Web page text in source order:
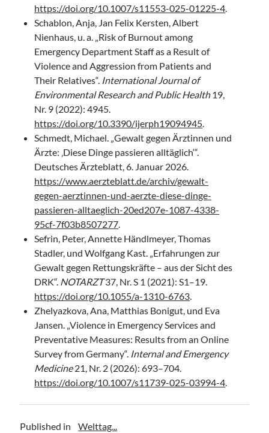
https://doi.org/10.1007/s11553-025-01225-4.
Schablon, Anja, Jan Felix Kersten, Albert
Nienhaus, u. a. „Risk of Burnout among
Emergency Department Staff as a Result of
Violence and Aggression from Patients and
Their Relatives“. International Journal of
Environmental Research and Public Health19,
Nr. 9 (2022): 4945.
https://doi.org/10.3390/ijerph19094945.
Schmedt, Michael. „Gewalt gegen Ärztinnen und
Ärzte: ‚Diese Dinge passieren alltäglich‘“.
Deutsches Ärzteblatt, 6. Januar 2026.
https://www.aerzteblatt.de/archiv/gewalt-
gegen-aerztinnen-und-aerzte-diese-dinge-
passieren-alltaeglich-20ed207e-1087-4338-
95cf-7f03b8507277.
Sefrin, Peter, Annette Händlmeyer, Thomas
Stadler, und Wolfgang Kast. „Erfahrungen zur
Gewalt gegen Rettungskräfte – aus der Sicht des
DRK“. NOTARZT37, Nr. S 1 (2021): S1–19.
https://doi.org/10.1055/a-1310-6763.
Zhelyazkova, Ana, Matthias Bonigut, und Eva
Jansen. „Violence in Emergency Services and
Preventative Measures: Results from an Online
Survey from Germany“. Internal and Emergency
Medicine21, Nr. 2 (2026): 693–704.
https://doi.org/10.1007/s11739-025-03994-4.
Published in Welttag...